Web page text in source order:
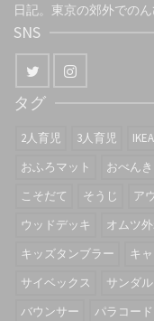
日記。東京の郊外での
SNS
タグ
2人育児 3人育児 IKEA
おふろマット
おべん
こそだて
そうじ ア
ウッドデッキ
オムツ
キッズタンブラー
キ
サイベックス
サンダル
バウンサー
パラコー